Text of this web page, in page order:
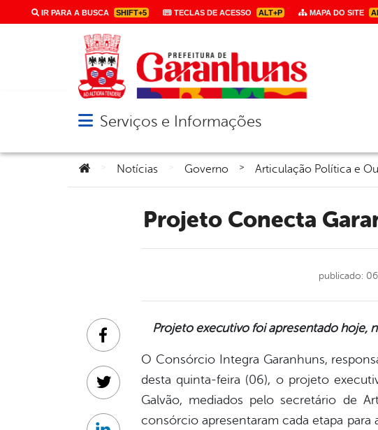
IR PARA A BUSCA SHIFT+5 TECLAS DE ACESSO ALT+P MAPA DO SITE
Abrir menu principal de navegação
Serviços e Informações
Você está aqui:
Notícias Governo > Articulação Política e
Projeto Conecta
publicado:
Projeto executivo foi apresentado hoje,
O Consórcio Integra Garanhuns,
desta quinta-feira (06), o projeto
Galvão, mediados pelo secretário de
consórcio apresentaram cada etapa
Facebook
Twitter